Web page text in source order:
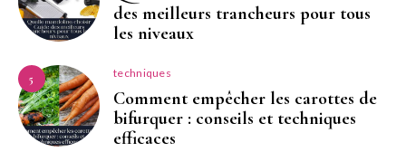
des meilleurs trancheurs pour tous
les niveaux
5 techniques
Comment empêcher les carottes de
bifurquer : conseils et techniques
efficaces